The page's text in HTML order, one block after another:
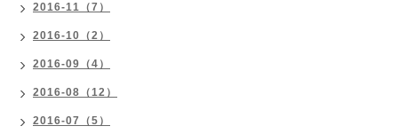
2016-11（7）
2016-10（2）
2016-09（4）
2016-08（12）
2016-07（5）